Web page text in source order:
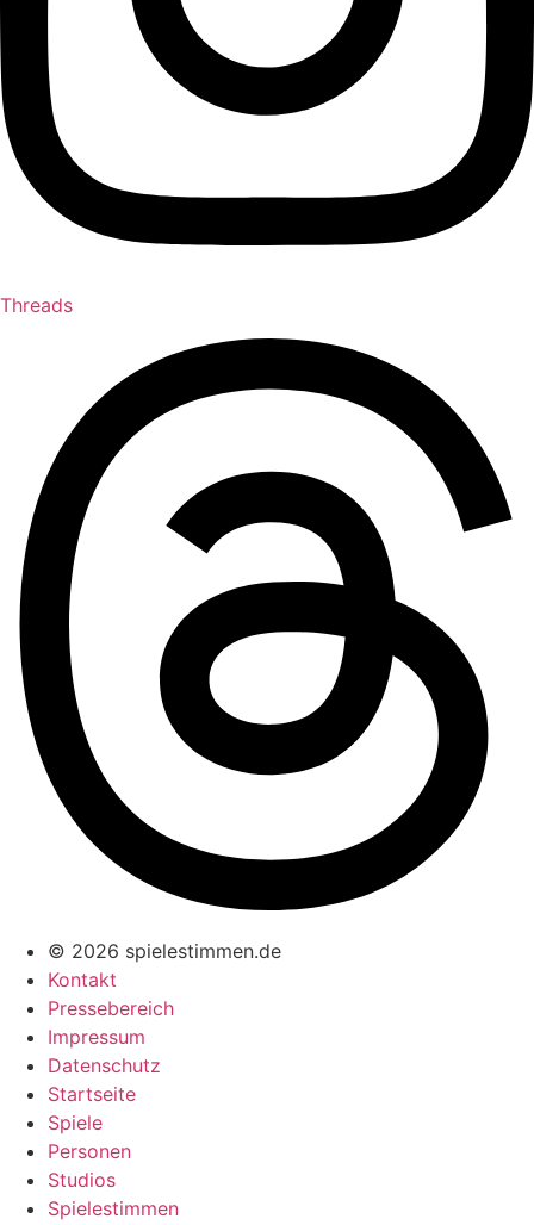
Threads
© 2026 spielestimmen.de
Kontakt
Pressebereich
Impressum
Datenschutz
Startseite
Spiele
Personen
Studios
Spielestimmen